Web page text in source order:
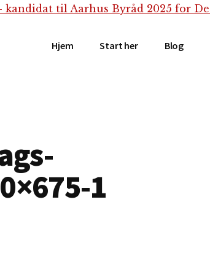
Hjem Start her Blog
1